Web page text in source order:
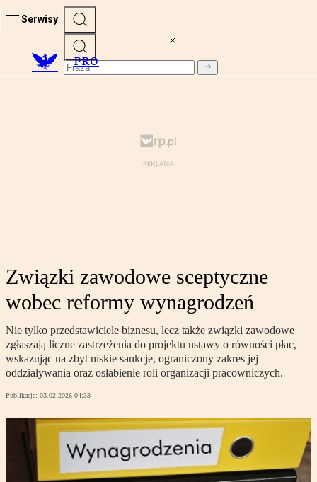
Serwisy
PRO
Związki zawodowe sceptyczne
wobec reformy wynagrodzeń
Nie tylko przedstawiciele biznesu, lecz także związki zawodowe
zgłaszają liczne zastrzeżenia do projektu ustawy o równości płac,
wskazując na zbyt niskie sankcje, ograniczony zakres jej
oddziaływania oraz osłabienie roli organizacji pracowniczych.
Publikacja: 03.02.2026 04:33